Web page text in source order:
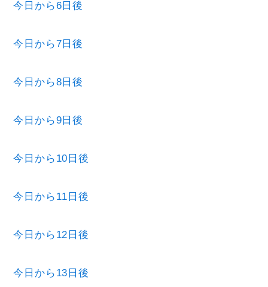
今日から6日後
今日から7日後
今日から8日後
今日から9日後
今日から10日後
今日から11日後
今日から12日後
今日から13日後